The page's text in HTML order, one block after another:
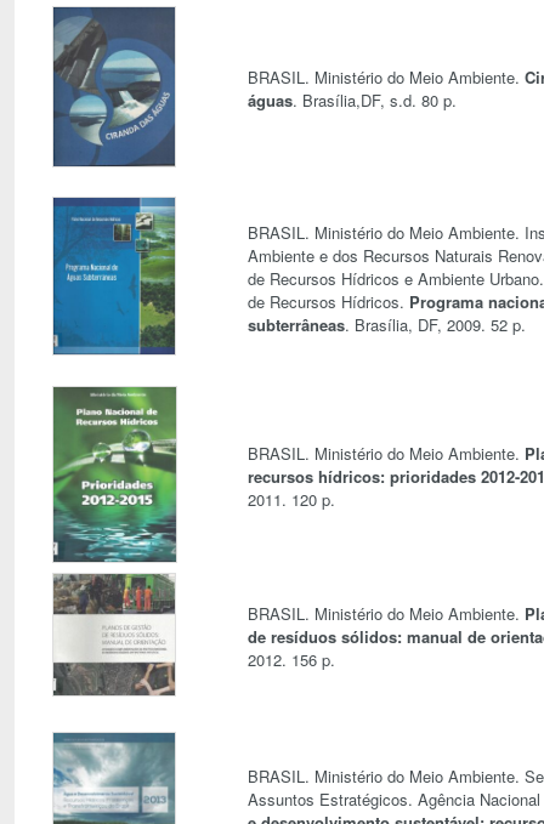
BRASIL. Ministério do Meio Ambiente.
águas. Brasília,DF, s.d. 80 p.
BRASIL. Ministério do Meio Ambiente.
Ambiente e dos Recursos Naturais
de Recursos Hídricos e Ambiente
de Recursos Hídricos. Programa
subterrâneas. Brasília, DF, 2009. 52 p.
BRASIL. Ministério do Meio Ambiente.
recursos hídricos: prioridades 2012-
2011. 120 p.
BRASIL. Ministério do Meio Ambiente.
de resíduos sólidos: manual de
2012. 156 p.
BRASIL. Ministério do Meio Ambiente.
Assuntos Estratégicos. Agência